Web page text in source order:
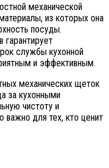
механической
из которых она
посуды.
гарантирует
службы кухонной
и эффективным.
механических щеток
за кухонными
чистоту и
важно для тех, кто ценит